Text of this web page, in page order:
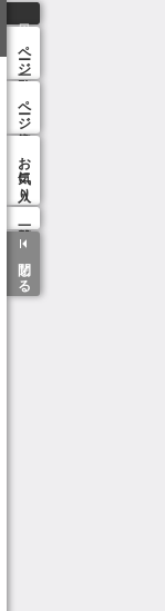
ページ一覧
ページ検索
お気に入り
閉じる